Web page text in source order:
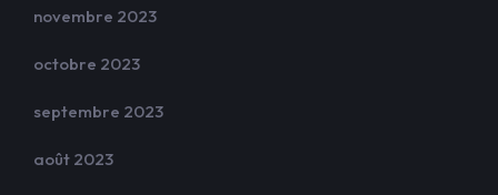
novembre 2023
octobre 2023
septembre 2023
août 2023